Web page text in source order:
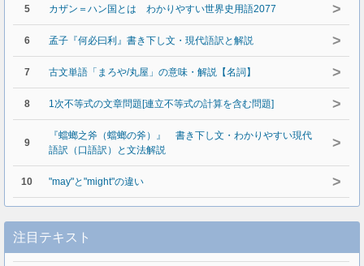
5 カザン＝ハン国とは わかりやすい世界史用語2077 >
6 孟子『何必曰利』書き下し文・現代語訳と解説 >
7 古文単語「まろや/丸屋」の意味・解説【名詞】 >
8 1次不等式の文章問題[連立不等式の計算を含む問題] >
9
『蟷螂之斧（蟷螂の斧）』 書き下し文・わかりやすい現代
語訳（口語訳）と文法解説
>
10 "may"と"might"の違い >
注目テキスト